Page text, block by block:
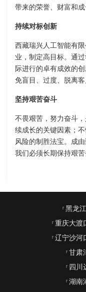
带来的荣誉、财富和成
持续对标创新
西藏瑞兴人工智能有
业，制定高目标。通
际进行的卓有成效的
免盲目、过度、脱离客
坚持艰苦奋斗
不畏艰苦，努力奋斗
续成长的关键因素；
风险的制胜法宝。成
我们必须长期保持艰苦
黑龙
重庆大渡
辽宁沙河
甘肃
四川
湖南